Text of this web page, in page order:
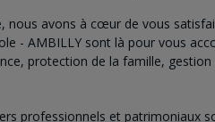
nous avons à cœur de vous
- AMBILLY sont là pour vous
protection de la famille,
professionnels et patrimoniaux